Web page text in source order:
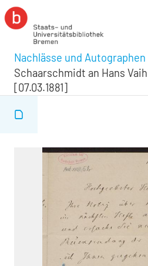
Nachlässe und Autographen
Schaarschmidt an Hans
[07.03.1881]